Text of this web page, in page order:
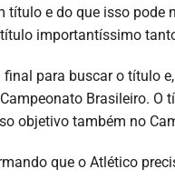
título e do que isso pode
importantíssimo
final para buscar o título
Brasileiro.
objetivo também no
que o Atlético